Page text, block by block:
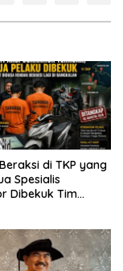
di TKP yang
Spesialis
Dibekuk Tim